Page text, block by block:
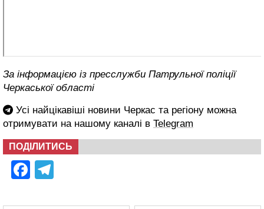
За інформацією із пресслужби Патрульної поліції
Черкаської області
Усі найцікавіші новини Черкас та регіону можна
отримувати на нашому каналі в Telegram
ПОДІЛИТИСЬ
Facebook